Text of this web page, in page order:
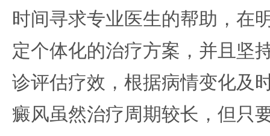
时间寻求专业医生的帮助，在
定个体化的治疗方案，并且坚
诊评估疗效，根据病情变化及
癜风虽然治疗周期较长，但只